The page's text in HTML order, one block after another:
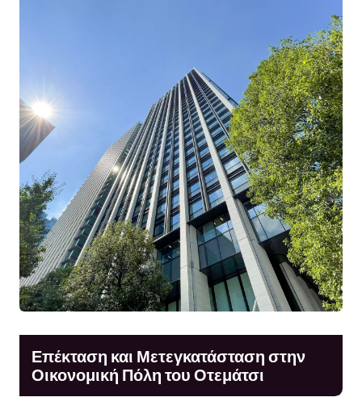
Επέκταση και Μετεγκατάσταση στην
Οικονομική Πόλη του Οτεμάτσι